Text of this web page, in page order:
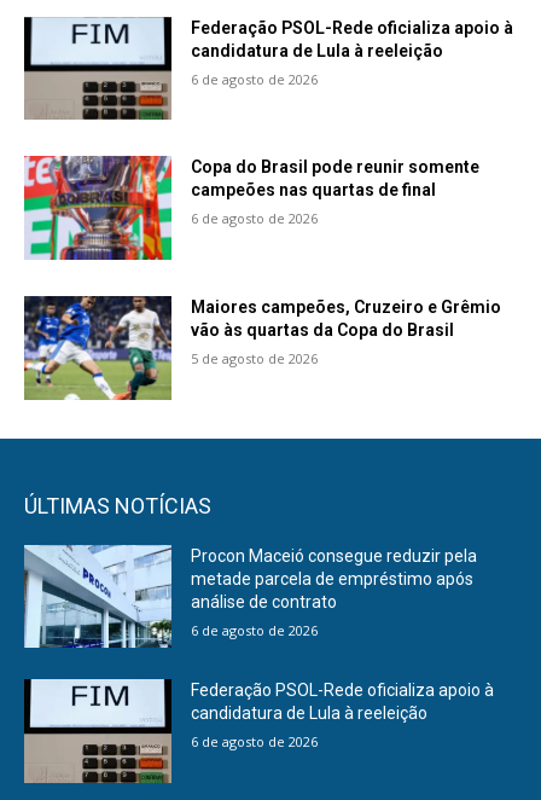
Federação PSOL-Rede oficializa apoio à
candidatura de Lula à reeleição
6 de agosto de 2026
Copa do Brasil pode reunir somente
campeões nas quartas de final
6 de agosto de 2026
Maiores campeões, Cruzeiro e Grêmio
vão às quartas da Copa do Brasil
5 de agosto de 2026
ÚLTIMAS NOTÍCIAS
Procon Maceió consegue reduzir pela
metade parcela de empréstimo após
análise de contrato
6 de agosto de 2026
Federação PSOL-Rede oficializa apoio à
candidatura de Lula à reeleição
6 de agosto de 2026